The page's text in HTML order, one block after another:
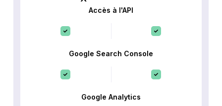
Accès à l'API
Google Search Console
Google Analytics